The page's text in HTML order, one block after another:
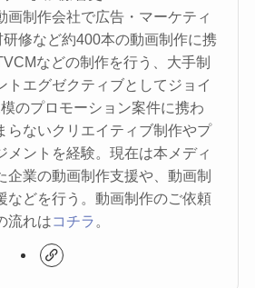
画制作会社で広告・マーケティ
修など約400本の動画制作に携
などの制作を行う、大手制
トエグゼクティブとしてジョイ
のプロモーション案件に携わ
らないクリエイティブ制作やプ
メントを経験。現在は本メディ
企業の動画制作支援や、動画制
などを行う。動画制作のご依頼
流れはコチラ 。